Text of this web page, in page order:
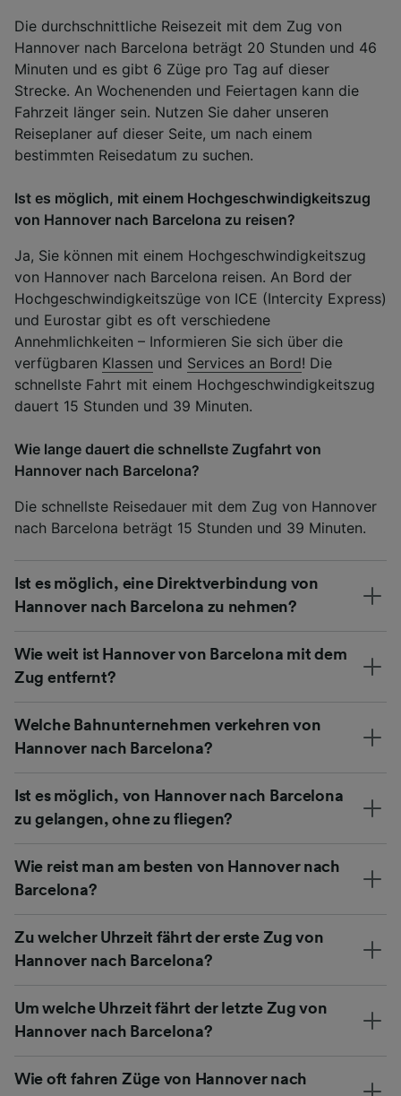
Die durchschnittliche Reisezeit mit dem Zug von
Hannover nach Barcelona beträgt 20 Stunden und 46
Minuten und es gibt 6 Züge pro Tag auf dieser
Strecke. An Wochenenden und Feiertagen kann die
Fahrzeit länger sein. Nutzen Sie daher unseren
Reiseplaner auf dieser Seite, um nach einem
bestimmten Reisedatum zu suchen.
Ist es möglich, mit einem Hochgeschwindigkeitszug
von Hannover nach Barcelona zu reisen?
Ja, Sie können mit einem Hochgeschwindigkeitszug
von Hannover nach Barcelona reisen. An Bord der
Hochgeschwindigkeitszüge von ICE (Intercity Express)
und Eurostar gibt es oft verschiedene
Annehmlichkeiten – Informieren Sie sich über die
verfügbaren Klassen und Services an Bord! Die
schnellste Fahrt mit einem Hochgeschwindigkeitszug
dauert 15 Stunden und 39 Minuten.
Wie lange dauert die schnellste Zugfahrt von
Hannover nach Barcelona?
Die schnellste Reisedauer mit dem Zug von Hannover
nach Barcelona beträgt 15 Stunden und 39 Minuten.
Ist es möglich, eine Direktverbindung von
Hannover nach Barcelona zu nehmen?
Wie weit ist Hannover von Barcelona mit dem
Zug entfernt?
Welche Bahnunternehmen verkehren von
Hannover nach Barcelona?
Ist es möglich, von Hannover nach Barcelona
zu gelangen, ohne zu fliegen?
Wie reist man am besten von Hannover nach
Barcelona?
Zu welcher Uhrzeit fährt der erste Zug von
Hannover nach Barcelona?
Um welche Uhrzeit fährt der letzte Zug von
Hannover nach Barcelona?
Wie oft fahren Züge von Hannover nach